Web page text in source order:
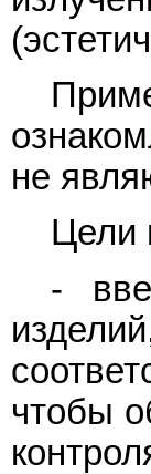
не
Цели
-
чтобы